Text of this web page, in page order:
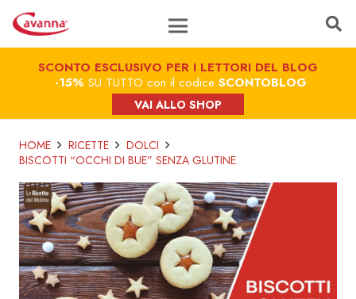
SCONTO ESCLUSIVO PER I LETTORI DEL BLOG
-15% SU TUTTO con il codice SCONTOBLOG
VAI ALLO SHOP
HOME RICETTE
DOLCI
BISCOTTI “OCCHI DI BUE” SENZA GLUTINE